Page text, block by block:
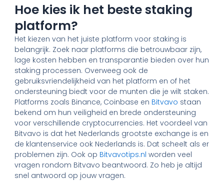
Hoe kies ik het beste staking
platform?
Het kiezen van het juiste platform voor staking is
belangrijk. Zoek naar platforms die betrouwbaar zijn,
lage kosten hebben en transparantie bieden over hun
staking processen. Overweeg ook de
gebruiksvriendelijkheid van het platform en of het
ondersteuning biedt voor de munten die je wilt staken.
Platforms zoals Binance, Coinbase en Bitvavo staan
bekend om hun veiligheid en brede ondersteuning
voor verschillende cryptocurrencies. Het voordeel van
Bitvavo is dat het Nederlands grootste exchange is en
de klantenservice ook Nederlands is. Dat scheelt als er
problemen zijn. Ook op Bitvavotips.nl worden veel
vragen rondom Bitvavo beantwoord. Zo heb je altijd
snel antwoord op jouw vragen.